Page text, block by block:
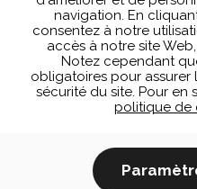
navigation. En
consentez à notre
accès à notre site
Notez cependant
obligatoires pour
sécurité du site. Pour en
politique de